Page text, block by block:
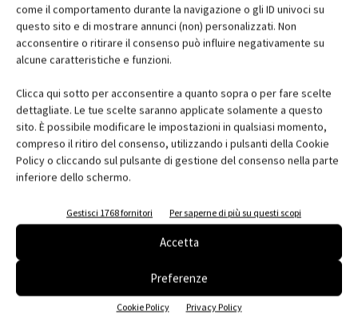
come il comportamento durante la navigazione o gli ID univoci su
questo sito e di mostrare annunci (non) personalizzati. Non
acconsentire o ritirare il consenso può influire negativamente su
alcune caratteristiche e funzioni.
Clicca qui sotto per acconsentire a quanto sopra o per fare scelte
dettagliate. Le tue scelte saranno applicate solamente a questo
sito. È possibile modificare le impostazioni in qualsiasi momento,
compreso il ritiro del consenso, utilizzando i pulsanti della Cookie
Policy o cliccando sul pulsante di gestione del consenso nella parte
inferiore dello schermo.
Gestisci 1768 fornitori Per saperne di più su questi scopi
Accetta
Preferenze
Cookie Policy Privacy Policy
ed esterno. Di fronte all'ampia facciata vetrata rivolta a sud è
posizionato un frangisole di notevoli dimensioni, quasi scultoree,
in grado di schermare la luce troppo violenta e di rifletterne una
Cultura e innovazione
In questo veloce viaggio coreano, attraverso alcune opere di You
Bang Keun si ritrova una dimensione di ricerca continua,
nell'architettura e nei suoi significati, che va oltre il semplice
che lasciò profonde radici filosofiche, così come gli antichi templi
buddisti hanno evidenti radici culturali, vibrano di spazi, materiali
e proporzioni: hanno un'anima. Spesso queste costruzioni erano il
risultato di accurate analisi geomantiche che si concretizzavano
in un perfetto inserimento topografico e funzionale, nella natura